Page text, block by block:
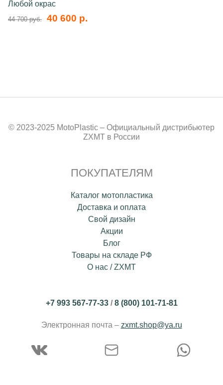
Любой окрас
44 700 руб. 40 600 р.
© 2023-2025 MotoPlastic – Официальный дистрибьютер
ZXMT в России
ПОКУПАТЕЛЯМ
Каталог мотопластика
Доставка и оплата
Свой дизайн
Акции
Блог
Товары на складе РФ
О нас / ZXMT
+7 993 567-77-33/8 (800) 101-71-81
Электронная почта – zxmt.shop@ya.ru